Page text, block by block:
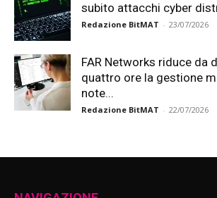
subito attacchi cyber
Redazione BitMAT - 23/07/2026
FAR Networks riduce da
quattro ore la gestione
note...
Redazione BitMAT - 22/07/2026